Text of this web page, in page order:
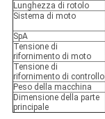
Lunghezza di rotolo
Sistema di moto
SpA
Tensione di
rifornimento di moto
Tensione di
rifornimento di controllo
Peso della macchina
Dimensione della parte
principale